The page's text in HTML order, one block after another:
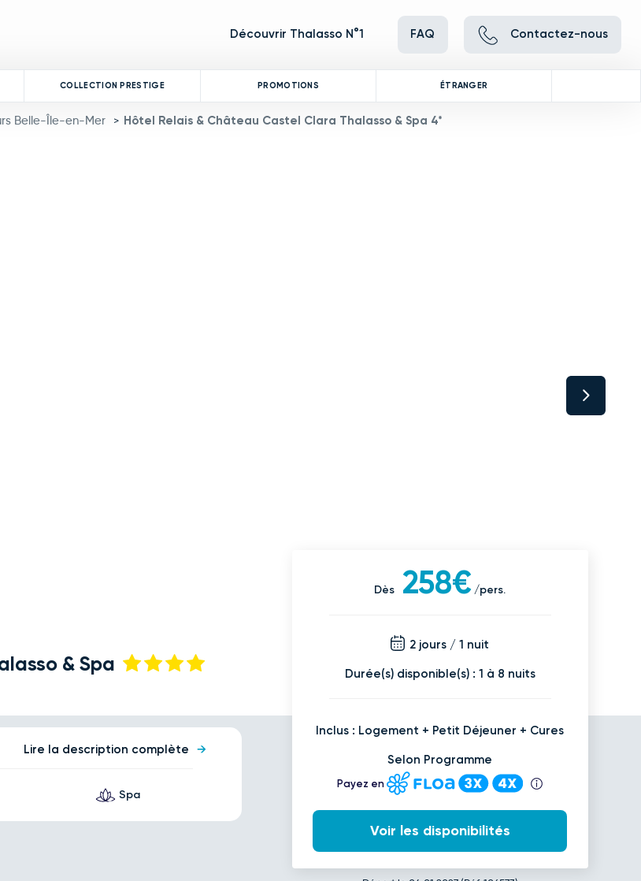
Découvrir Thalasso N°1 FAQ Contactez-nous
COLLECTION PRESTIGE PROMOTIONS ÉTRANGER
Belle-Île-en-Mer > Hôtel Relais & Château Castel Clara Thalasso & Spa 4*
change the main image in the carousel that follows. Use the Previous and Next buttons to cycle through all the
& Spa
Lire la description complète
Spa
Dès 258€ /pers.
2 jours / 1 nuit
Durée(s) disponible(s) : 1 à 8 nuits
Inclus : Logement + Petit Déjeuner + Cures
Selon Programme
Payez en
Voir les disponibilités